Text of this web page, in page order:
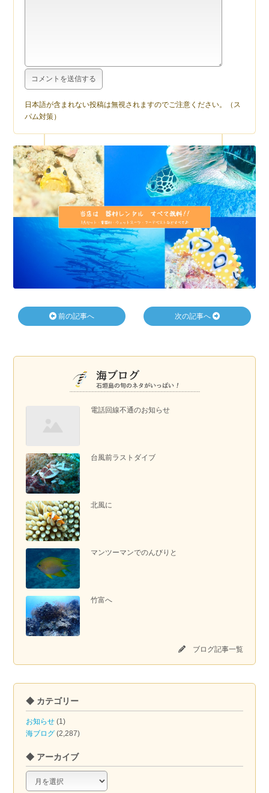
電話回線不通のお知らせ
台風前ラストダイブ
北風に
マンツーマンでのんびりと
竹富へ
ブログ記事一覧
◆ カテゴリー
お知らせ (1)
海ブログ (2,287)
◆ アーカイブ
◆
ア
日本語が含まれない投稿は無視されますのでご注意ください。（ス
パム対策）
前の記事へ 次の記事へ